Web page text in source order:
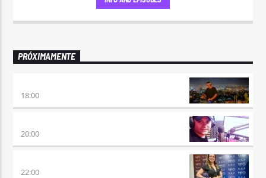
PRÓXIMAMENTE
18:00
20:00
22:00